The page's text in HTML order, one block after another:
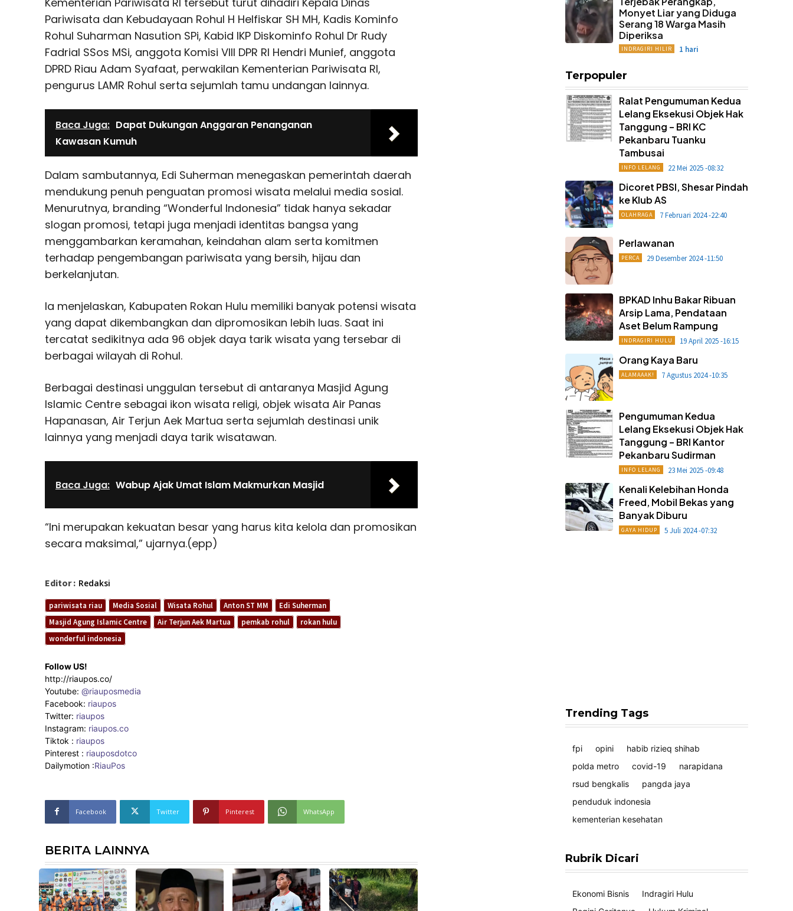
Pariwisata dan Kebudayaan Rohul H Helfiskar SH MH, Kadis Kominfo
Rohul Suharman Nasution SPi, Kabid IKP Diskominfo Rohul Dr Rudy
Fadrial SSos MSi, anggota Komisi VIII DPR RI Hendri Munief, anggota
DPRD Riau Adam Syafaat, perwakilan Kementerian Pariwisata RI,
pengurus LAMR Rohul serta sejumlah tamu undangan lainnya.
Baca Juga: Dapat Dukungan Anggaran Penanganan
Kawasan Kumuh
Dalam sambutannya, Edi Suherman menegaskan pemerintah daerah
mendukung penuh penguatan promosi wisata melalui media sosial.
Menurutnya, branding “Wonderful Indonesia” tidak hanya sekadar
slogan promosi, tetapi juga menjadi identitas bangsa yang
menggambarkan keramahan, keindahan alam serta komitmen
terhadap pengembangan pariwisata yang bersih, hijau dan
berkelanjutan.
Ia menjelaskan, Kabupaten Rokan Hulu memiliki banyak potensi wisata
yang dapat dikembangkan dan dipromosikan lebih luas. Saat ini
tercatat sedikitnya ada 96 objek daya tarik wisata yang tersebar di
berbagai wilayah di Rohul.
Berbagai destinasi unggulan tersebut di antaranya Masjid Agung
Islamic Centre sebagai ikon wisata religi, objek wisata Air Panas
Hapanasan, Air Terjun Aek Martua serta sejumlah destinasi unik
lainnya yang menjadi daya tarik wisatawan.
Baca Juga: Wabup Ajak Umat Islam Makmurkan Masjid
“Ini merupakan kekuatan besar yang harus kita kelola dan promosikan
secara maksimal,” ujarnya.(epp)
Editor : Redaksi
pariwisata riau Media Sosial Wisata Rohul Anton ST MM
Edi Suherman
Masjid Agung Islamic Centre
Air Terjun Aek Martua pemkab rohul
rokan hulu
wonderful indonesia
Follow US!
http://riaupos.co/
Youtube: @riauposmedia
Facebook: riaupos
Twitter: riaupos
Instagram: riaupos.co
Tiktok : riaupos
Pinterest : riauposdotco
Dailymotion :RiauPos
Facebook Twitter Pinterest WhatsApp
BERITA LAINNYA
Monyet Liar yang Diduga
Serang 18 Warga Masih
Diperiksa
INDRAGIRI HILIR 1 hari
Terpopuler
Ralat Pengumuman Kedua
Lelang Eksekusi Objek Hak
Tanggung – BRI KC
Pekanbaru Tuanku
Tambusai
INFO LELANG 22 Mei 2025 -08:32
Dicoret PBSI, Shesar Pindah
ke Klub AS
OLAHRAGA 7 Februari 2024 -22:40
Perlawanan
PERCA 29 Desember 2024 -11:50
BPKAD Inhu Bakar Ribuan
Arsip Lama, Pendataan
Aset Belum Rampung
INDRAGIRI HULU 19 April 2025 -16:15
Orang Kaya Baru
ALAMAAAK! 7 Agustus 2024 -10:35
Pengumuman Kedua
Lelang Eksekusi Objek Hak
Tanggung – BRI Kantor
Pekanbaru Sudirman
INFO LELANG 23 Mei 2025 -09:48
Kenali Kelebihan Honda
Freed, Mobil Bekas yang
Banyak Diburu
GAYA HIDUP 5 Juli 2024 -07:32
Trending Tags
fpi opini
habib rizieq shihab
polda metro
covid-19
narapidana
rsud bengkalis
pangda jaya
penduduk indonesia
kementerian kesehatan
Rubrik Dicari
Ekonomi Bisnis
Indragiri Hulu